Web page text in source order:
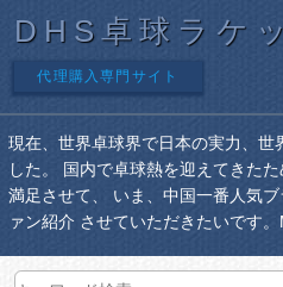
DHS卓球ラケ
代理購入専門サイト
現在、世界卓球界で日本の実力、世
した。 国内で卓球熱を迎えてきた
満足させて、 いま、中国一番人気
ァン紹介 させていただきたいです